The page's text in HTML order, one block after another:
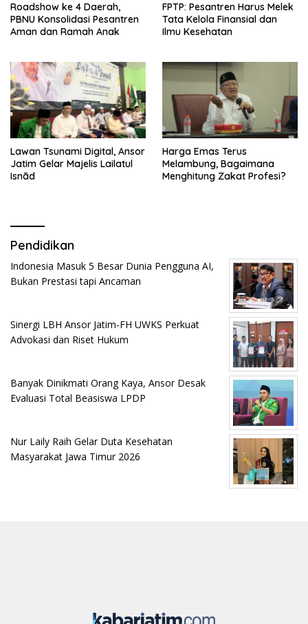
Roadshow ke 4 Daerah,
PBNU Konsolidasi Pesantren
Aman dan Ramah Anak
FPTP: Pesantren Harus Melek
Tata Kelola Finansial dan
Ilmu Kesehatan
Lawan Tsunami Digital, Ansor
Jatim Gelar Majelis Lailatul
Isnād
Harga Emas Terus
Melambung, Bagaimana
Menghitung Zakat Profesi?
Pendidikan
Indonesia Masuk 5 Besar Dunia Pengguna AI,
Bukan Prestasi tapi Ancaman
Sinergi LBH Ansor Jatim-FH UWKS Perkuat
Advokasi dan Riset Hukum
Banyak Dinikmati Orang Kaya, Ansor Desak
Evaluasi Total Beasiswa LPDP
Nur Laily Raih Gelar Duta Kesehatan
Masyarakat Jawa Timur 2026